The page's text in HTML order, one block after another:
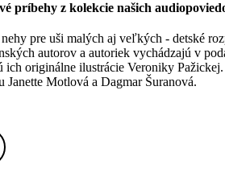
príbehy z kolekcie našich
nehy pre uši malých aj veľkých - detské
autorov a autoriek vychádzajú v
ich originálne ilustrácie Veroniky
Janette Motlová a Dagmar Šuranová.